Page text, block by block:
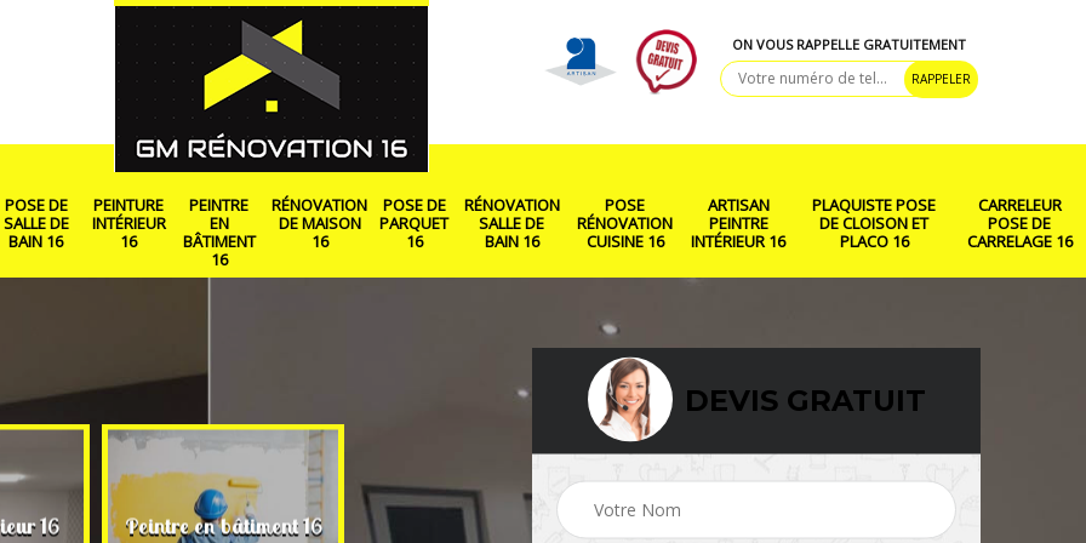
ON VOUS RAPPELLE GRATUITEMENT
POSE DE
SALLE DE
BAIN 16
PEINTURE
INTÉRIEUR
16
PEINTRE
EN
BÂTIMENT
16
RÉNOVATION
DE MAISON
16
POSE DE
PARQUET
16
RÉNOVATION
SALLE DE
BAIN 16
POSE
RÉNOVATION
CUISINE 16
ARTISAN
PEINTRE
INTÉRIEUR 16
PLAQUISTE POSE
DE CLOISON ET
PLACO 16
CARRELEUR
POSE DE
CARRELAGE 16
16 Peintre en bâtiment 16 Rénovation de maison
16 Pose de parquet 16 Rénovation salle de
DEVIS GRATUIT